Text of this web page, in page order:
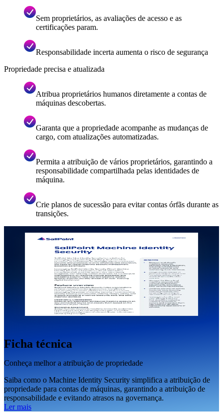
Sem proprietários, as avaliações de acesso e as
certificações param.
Responsabilidade incerta aumenta o risco de segurança
Propriedade precisa e atualizada
Atribua proprietários humanos diretamente a contas de
máquinas descobertas.
Garanta que a propriedade acompanhe as mudanças de
cargo, com atualizações automatizadas.
Permita a atribuição de vários proprietários, garantindo a
responsabilidade compartilhada pelas identidades de
máquina.
Crie planos de sucessão para evitar contas órfãs durante as
transições.
Ficha técnica
Conheça melhor a atribuição de propriedade
Saiba como o Machine Identity Security simplifica a atribuição de
propriedade para contas de máquinas, garantindo a atribuição de
responsabilidade e evitando atrasos na governança.
Ler mais